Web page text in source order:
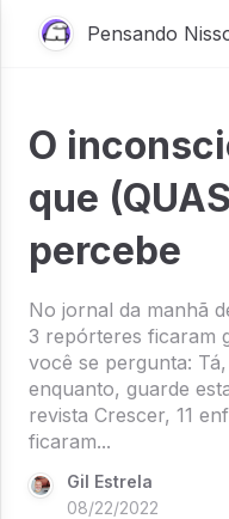
Pensando
O
que
percebe
No jornal da manhã
3 repórteres ficaram
você se pergunta:
enquanto, guarde
revista Crescer, 11
ficaram...
Gil Estrela
08/22/2022